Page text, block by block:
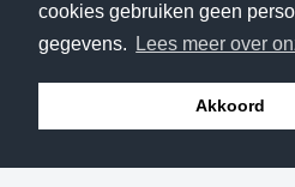
cookies gebruiken geen
gegevens.
Lees meer over
Akkoord
Klachtenloket Contact